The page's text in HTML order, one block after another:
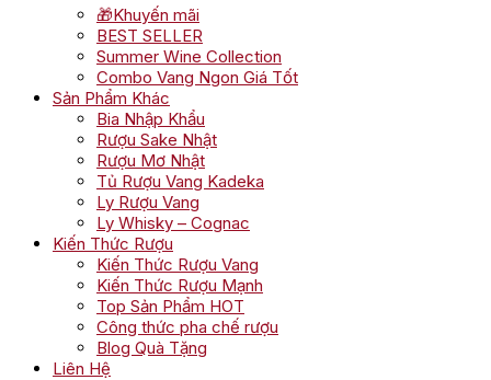
🎁Khuyến mãi
BEST SELLER
Summer Wine Collection
Combo Vang Ngon Giá Tốt
Sản Phẩm Khác
Bia Nhập Khẩu
Rượu Sake Nhật
Rượu Mơ Nhật
Tủ Rượu Vang Kadeka
Ly Rượu Vang
Ly Whisky – Cognac
Kiến Thức Rượu
Kiến Thức Rượu Vang
Kiến Thức Rượu Mạnh
Top Sản Phẩm HOT
Công thức pha chế rượu
Blog Quà Tặng
Liên Hệ